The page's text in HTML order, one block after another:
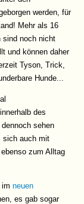
werden, für
Mehr als 16
sind noch nicht
und können daher
Tyson, Trick,
Hunde...
des
sehen
sich auch mit
zum Alltag
imneuen
es gab sogar